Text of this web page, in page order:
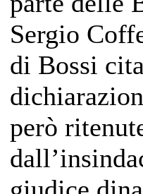
Sergio
di Bossi
però